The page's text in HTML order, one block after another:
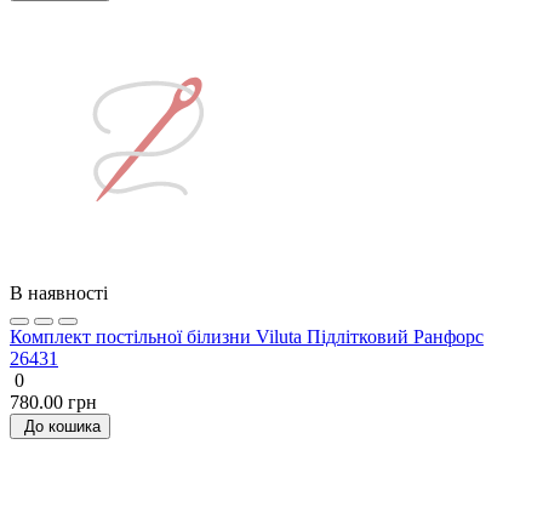
В наявності
Комплект постільної білизни Viluta Підлітковий Ранфорс
26431
0
780.00 грн
До кошика